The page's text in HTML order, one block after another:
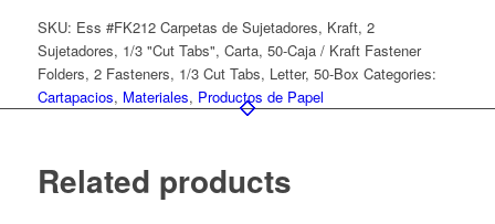
SKU: Ess #FK212 Carpetas de Sujetadores, Kraft, 2
Sujetadores, 1/3 "Cut Tabs", Carta, 50-Caja / Kraft Fastener
Folders, 2 Fasteners, 1/3 Cut Tabs, Letter, 50-Box Categories:
Cartapacios, Materiales, Productos de Papel
Related products